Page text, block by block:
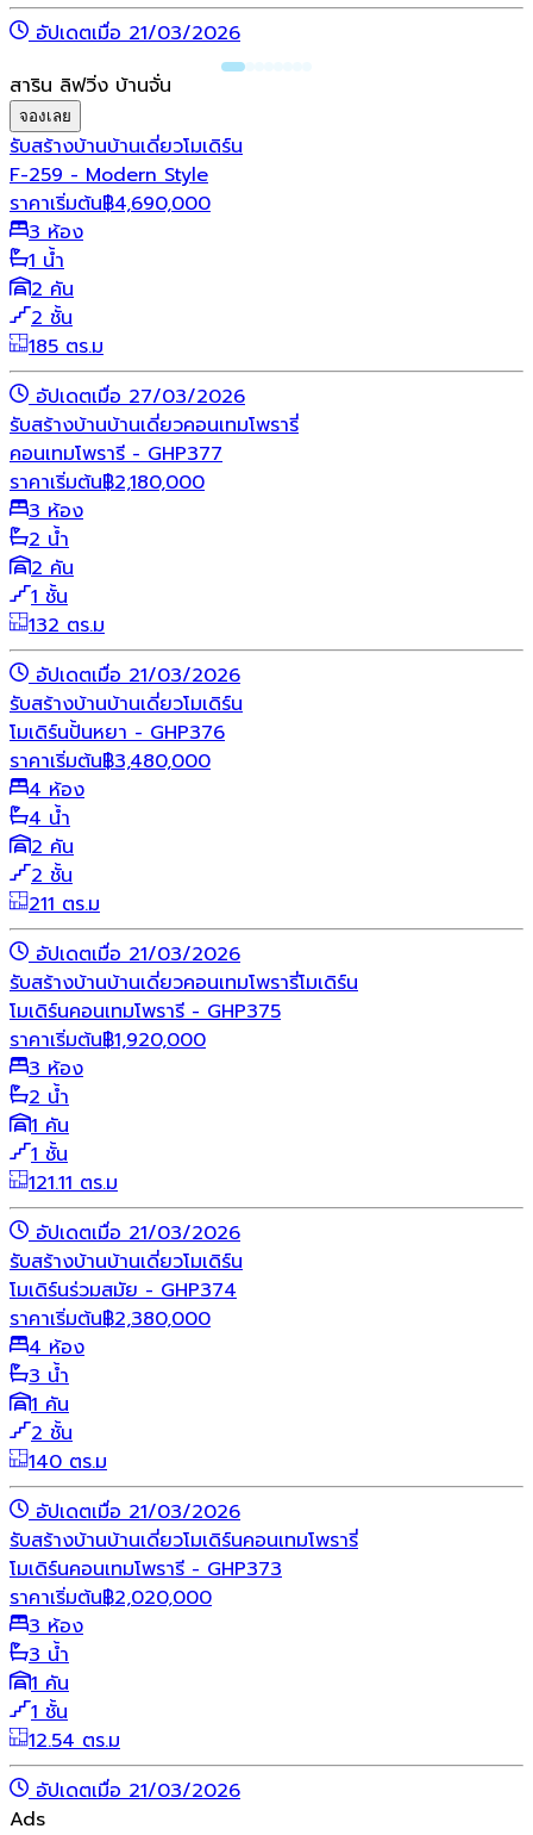
อัปเดตเมื่อ 21/03/2026
สาริน ลิฟวิ่ง บ้านจั่น
จองเลย
รับสร้างบ้านบ้านเดี่ยวโมเดิร์น
F-259 - Modern Style
ราคาเริ่มต้น฿4,690,000
3 ห้อง
1 น้ำ
2 คัน
2 ชั้น
185 ตร.ม
อัปเดตเมื่อ 27/03/2026
รับสร้างบ้านบ้านเดี่ยวคอนเทมโพรารี่
คอนเทมโพรารี - GHP377
ราคาเริ่มต้น฿2,180,000
3 ห้อง
2 น้ำ
2 คัน
1 ชั้น
132 ตร.ม
อัปเดตเมื่อ 21/03/2026
รับสร้างบ้านบ้านเดี่ยวโมเดิร์น
โมเดิร์นปั้นหยา - GHP376
ราคาเริ่มต้น฿3,480,000
4 ห้อง
4 น้ำ
2 คัน
2 ชั้น
211 ตร.ม
อัปเดตเมื่อ 21/03/2026
รับสร้างบ้านบ้านเดี่ยวคอนเทมโพรารี่โมเดิร์น
โมเดิร์นคอนเทมโพรารี - GHP375
ราคาเริ่มต้น฿1,920,000
3 ห้อง
2 น้ำ
1 คัน
1 ชั้น
121.11 ตร.ม
อัปเดตเมื่อ 21/03/2026
รับสร้างบ้านบ้านเดี่ยวโมเดิร์น
โมเดิร์นร่วมสมัย - GHP374
ราคาเริ่มต้น฿2,380,000
4 ห้อง
3 น้ำ
1 คัน
2 ชั้น
140 ตร.ม
อัปเดตเมื่อ 21/03/2026
รับสร้างบ้านบ้านเดี่ยวโมเดิร์นคอนเทมโพรารี่
โมเดิร์นคอนเทมโพรารี - GHP373
ราคาเริ่มต้น฿2,020,000
3 ห้อง
3 น้ำ
1 คัน
1 ชั้น
12.54 ตร.ม
อัปเดตเมื่อ 21/03/2026
Ads